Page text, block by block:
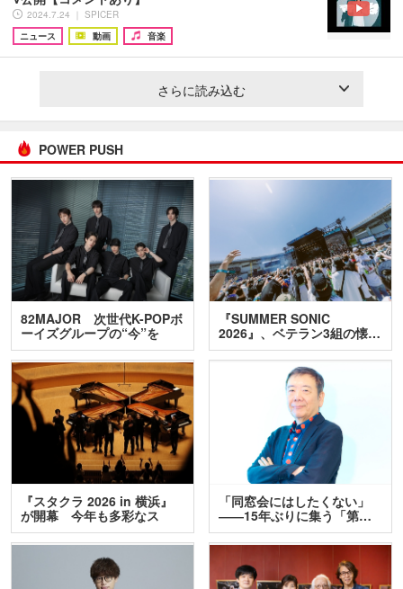
2024.7.24 ｜ SPICER
ニュース
動画 音楽
さらに読み込む
POWER PUSH
82MAJOR 次世代K-POPボ
ーイズグループの“今”を
訊…
『SUMMER SONIC
2026』、ベテラン3組の懐…
『スタクラ 2026 in 横浜』
が開幕 今年も多彩なス
テ…
「同窓会にはしたくない」
――15年ぶりに集う「第…